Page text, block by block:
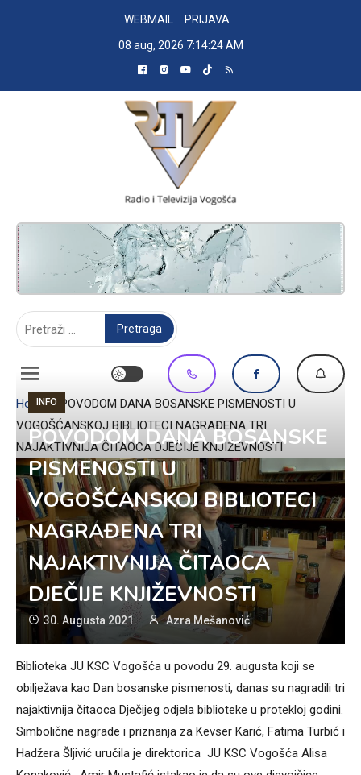
WEBMAIL
PRIJAVA
08 aug, 2026 7:14:25 AM
RADIO TELEVIZIJA VOGOŠĆA
Home»
POVODOM DANA BOSANSKE PISMENOSTI U
VOGOŠĆANSKOJ BIBLIOTECI NAGRAĐENA TRI
NAJAKTIVNIJA ČITAOCA DJEČIJE KNJIŽEVNOSTI
INFO
POVODOM DANA BOSANSKE
PISMENOSTI U
VOGOŠĆANSKOJ BIBLIOTECI
NAGRAĐENA TRI
NAJAKTIVNIJA ČITAOCA
DJEČIJE KNJIŽEVNOSTI
30. Augusta 2021. Azra Mešanović
Biblioteka JU KSC Vogošća u povodu 29. augusta koji se
obilježava kao Dan bosanske pismenosti, danas su nagradili tri
najaktivnija čitaoca Dječijeg odjela biblioteke u protekloj godini.
Simbolične nagrade i priznanja za Kevser Karić, Fatima Turbić i
Hadžera Šljivić uručila je direktorica JU KSC Vogošća Alisa